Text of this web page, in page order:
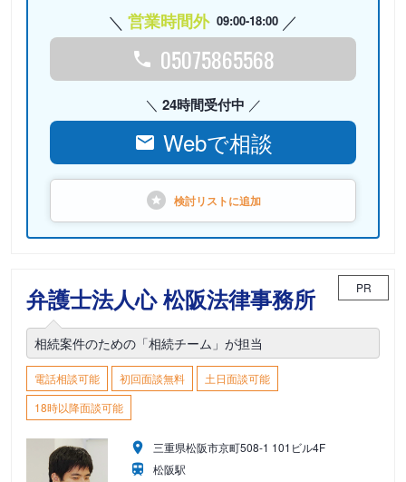
営業時間外 09:00-18:00
05075865568
24時間受付中
Webで相談
検討リストに追加
弁護士法人心 松阪法律事務所 PR
相続案件のための「相続チーム」が担当
電話相談可能 初回面談無料
土日面談可能
18時以降面談可能
三重県松阪市京町508-1 101ビル4F
松阪駅